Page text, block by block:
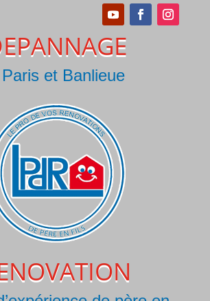
et Banlieue